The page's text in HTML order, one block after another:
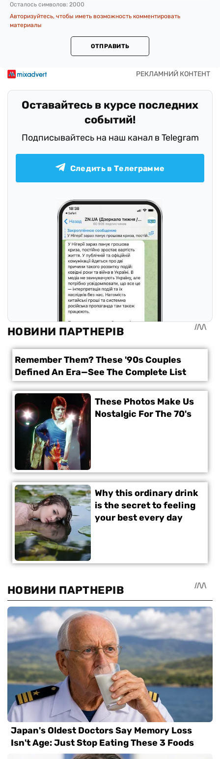
Осталось символов: 2000
Авторизуйтесь, чтобы иметь возможность комментировать
материалы
ОТПРАВИТЬ
Оставайтесь в курсе последних
событий!
Подписывайтесь на наш канал в Telegram
Следить в Телеграмме